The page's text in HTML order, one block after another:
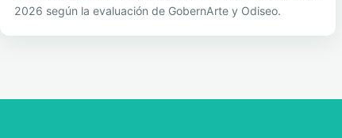
2026 según la evaluación de GobernArte y Odiseo.